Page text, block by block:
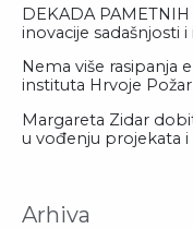
DEKADA
inovacije sadašnjosti
Nema više rasipanja
instituta Hrvoje Požar
Margareta Zidar
u vođenju projekata i
Arhiva